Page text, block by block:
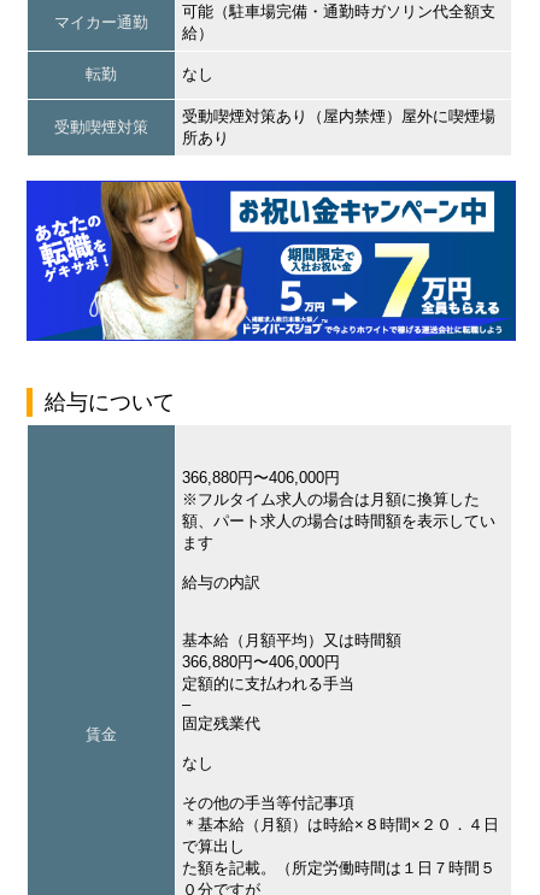
マイカー通勤
可能（駐車場完備・通勤時ガソリン代全額支
給）
転勤 なし
受動喫煙対策
受動喫煙対策あり（屋内禁煙）屋外に喫煙場
所あり
給与について
賃金
366,880円〜406,000円
※フルタイム求人の場合は月額に換算した
額、パート求人の場合は時間額を表示してい
ます
給与の内訳
基本給（月額平均）又は時間額
366,880円〜406,000円
定額的に支払われる手当
–
固定残業代
なし
その他の手当等付記事項
＊基本給（月額）は時給×８時間×２０．４日
で算出し
た額を記載。（所定労働時間は１日７時間５
０分ですが